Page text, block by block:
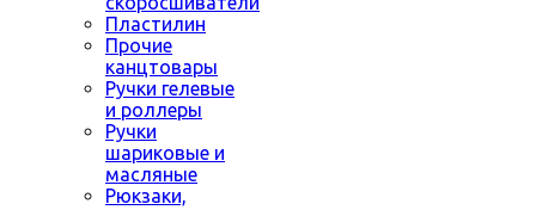
Пластилин
Прочие
канцтовары
Ручки гелевые
и роллеры
Ручки
шариковые и
масляные
Рюкзаки,